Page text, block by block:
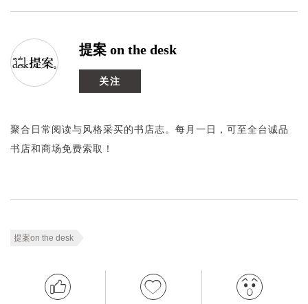
提案 on the desk
关注
聚合日常阅读与风格采买的书店志。每月一日，可至全台诚品
书店和商场免费索取！
提案on the desk